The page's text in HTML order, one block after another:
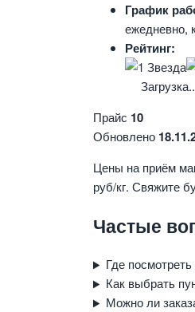
График
ежедневно,
Рейтинг:
Прайс 10
Обновлено
Цены на приём
руб/кг. Свяжите
Частые
Где
Как выбрать
Можно ли